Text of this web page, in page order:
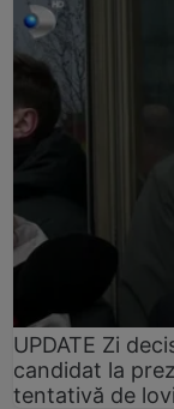
UPDATE Zi
candidat la
tentativă de